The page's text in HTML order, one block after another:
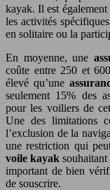
kayak. Il est
les activités
en solitaire ou la
En moyenne, une
coûte entre 250 et
élevé qu’une
seulement 15% des
pour les voiliers de
Une des limitations
l’exclusion de la
une restriction qui
voile kayak
important de bien
de souscrire.